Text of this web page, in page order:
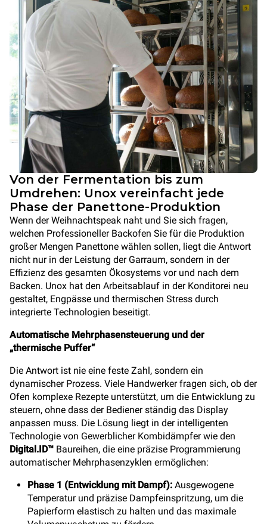
Von der Fermentation bis zum
Umdrehen: Unox vereinfacht jede
Phase der Panettone-Produktion
Wenn der Weihnachtspeak naht und Sie sich fragen,
welchen Professioneller Backofen Sie für die Produktion
großer Mengen Panettone wählen sollen, liegt die Antwort
nicht nur in der Leistung der Garraum, sondern in der
Effizienz des gesamten Ökosystems vor und nach dem
Backen. Unox hat den Arbeitsablauf in der Konditorei neu
gestaltet, Engpässe und thermischen Stress durch
integrierte Technologien beseitigt.
Automatische Mehrphasensteuerung und der
„thermische Puffer“
Die Antwort ist nie eine feste Zahl, sondern ein
dynamischer Prozess. Viele Handwerker fragen sich, ob der
Ofen komplexe Rezepte unterstützt, um die Entwicklung zu
steuern, ohne dass der Bediener ständig das Display
anpassen muss. Die Lösung liegt in der intelligenten
Technologie von Gewerblicher Kombidämpfer wie den
Digital.ID™ Baureihen, die eine präzise Programmierung
automatischer Mehrphasenzyklen ermöglichen:
Phase 1 (Entwicklung mit Dampf): Ausgewogene
Temperatur und präzise Dampfeinspritzung, um die
Papierform elastisch zu halten und das maximale